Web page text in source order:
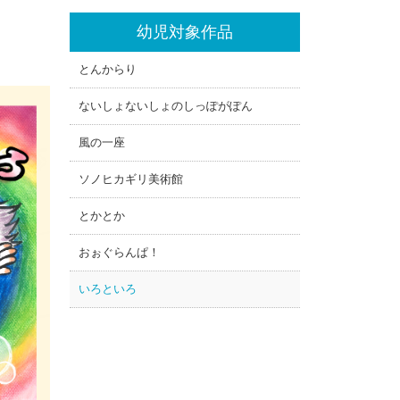
幼児対象作品
とんからり
ないしょないしょのしっぽがぽん
風の一座
ソノヒカギリ美術館
とかとか
おぉぐらんぱ！
いろといろ